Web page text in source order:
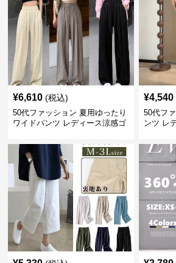
¥6,610 (税込)
50代ファッション 夏用ゆったり
ワイドパンツ レディース涼感ゴ
¥4,540
50代フ
ンツ レ